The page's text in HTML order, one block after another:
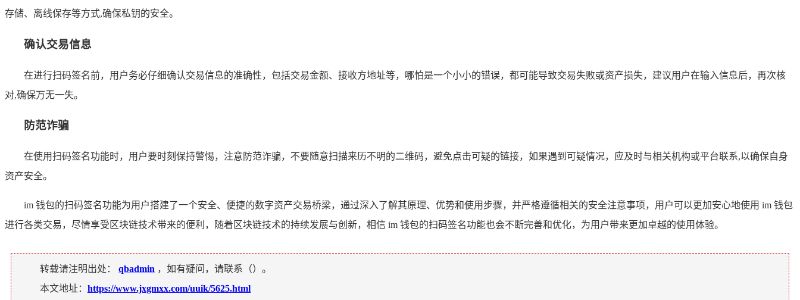
存储、离线保存等方式,确保私钥的安全。
确认交易信息
在进行扫码签名前，用户务必仔细确认交易信息的准确性，包括交易金额、接收方地址等，哪怕是一个小小的错误，都可能导致交易失败或资产损失，建议用户在输入信息后，再次核
对,确保万无一失。
防范诈骗
在使用扫码签名功能时，用户要时刻保持警惕，注意防范诈骗，不要随意扫描来历不明的二维码，避免点击可疑的链接，如果遇到可疑情况，应及时与相关机构或平台联系,以确保自身
资产安全。
im 钱包的扫码签名功能为用户搭建了一个安全、便捷的数字资产交易桥梁，通过深入了解其原理、优势和使用步骤，并严格遵循相关的安全注意事项，用户可以更加安心地使用 im 钱包
进行各类交易，尽情享受区块链技术带来的便利，随着区块链技术的持续发展与创新，相信 im 钱包的扫码签名功能也会不断完善和优化，为用户带来更加卓越的使用体验。
转载请注明出处： qbadmin ，如有疑问，请联系（）。
本文地址： https://www.jxgmxx.com/uuik/5625.html